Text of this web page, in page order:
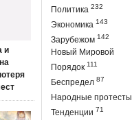
и
Политика 232
Экономика 143
Зарубежом 142
Новый Мировой
Порядок 111
Беспредел 87
Народные протесты
Тенденции 71